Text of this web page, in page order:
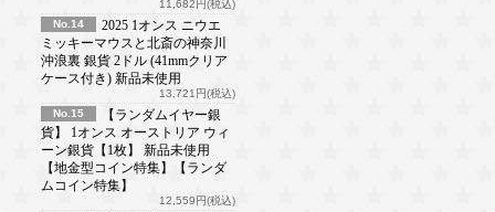
11,682円(税込)
No.14
2025 1オンス ニウエ
ミッキーマウスと北斎の神奈川
沖浪裏 銀貨 2ドル (41mmクリア
ケース付き) 新品未使用
13,721円(税込)
No.15
【ランダムイヤー銀
貨】 1オンス オーストリア ウィ
ーン銀貨【1枚】 新品未使用
【地金型コイン特集】【ランダ
ムコイン特集】
12,559円(税込)